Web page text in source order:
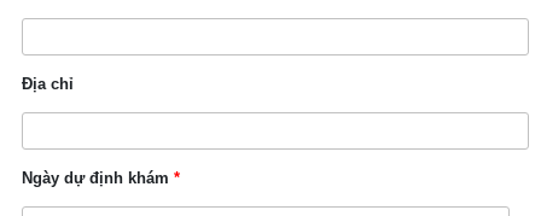
Địa chỉ
Ngày dự định khám *